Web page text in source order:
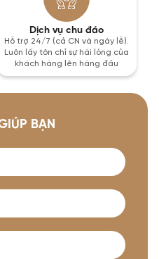
Dịch vụ chu đáo
Hỗ trợ 24/7 (cả CN và ngày lễ).
Luôn lấy tôn chỉ sự hài lòng của
khách hàng lên hàng đầu
BẠN